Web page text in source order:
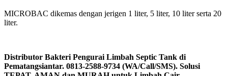
MICROBAC dikemas dengan jerigen 1 liter, 5 liter, 10 liter serta 20
liter.
Distributor Bakteri Pengurai Limbah Septic Tank di
Pematangsiantar. 0813-2588-9734 (WA/Call/SMS). Solusi